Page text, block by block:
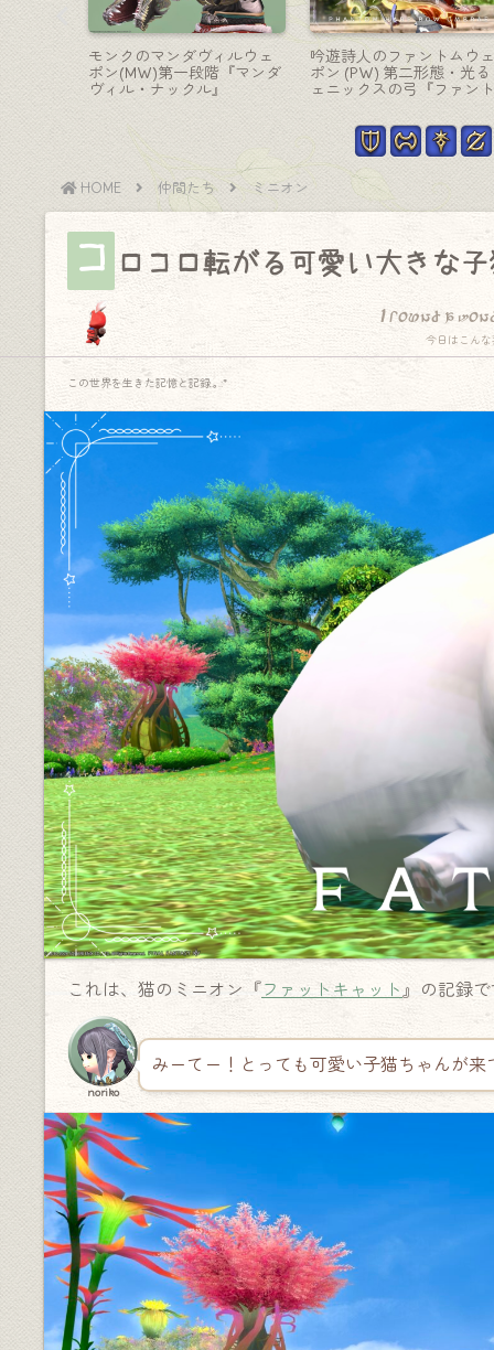
【ミラプリ】ドマの侍大将
コスプレ『ゴウセツ・コス
チュームセット』（ララフ
ェルVer.）
戦士のAF2装備・ワイルド
な狩人『ラベジャー』シリ
ーズ（ララフェル男子
HOME 仲間たち ミニオン
コ ロコロ転がる可愛い大きな
I found a
今日はこん
この世界を生きた記憶と記録.｡.:*
これは、猫のミニオン『ファットキャット 』の記録
noriko
みーてー！とっても可愛い子猫ちゃんが